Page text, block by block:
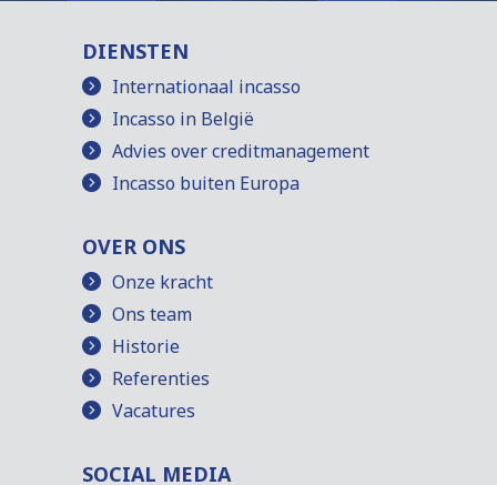
DIENSTEN
Internationaal incasso
Incasso in België
Advies over creditmanagement
Incasso buiten Europa
OVER ONS
Onze kracht
Ons team
Historie
Referenties
Vacatures
SOCIAL MEDIA